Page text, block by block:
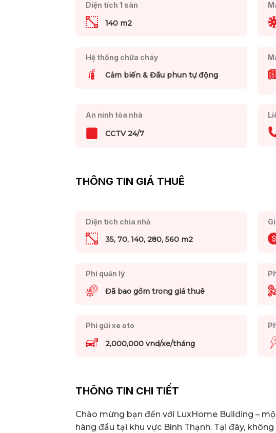
Diện tích 1 sàn
140 m2
Hệ thống chữa cháy
Cảm biến & Đầu phun tự động
An ninh tòa nhà
CCTV 24/7
THÔNG TIN GIÁ THUÊ
Diện tích chia nhỏ
35, 70, 140, 280, 560 m2
Phí quản lý
Đã bao gồm trong giá thuê
Phí gửi xe oto
2,000,000 vnd/xe/tháng
THÔNG TIN CHI TIẾT
Chào mừng bạn đến với LuxHome Building –
hàng đầu tại khu vực Bình Thạnh. Tại đây,